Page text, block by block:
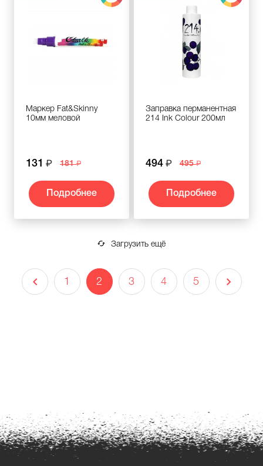
Маркер Fat&Skinny
10мм меловой
131 181
Подробнее
Заправка перманентная
214 Ink Colour 200мл
494 495
Подробнее
Загрузить ещё
1 2 3 4 5